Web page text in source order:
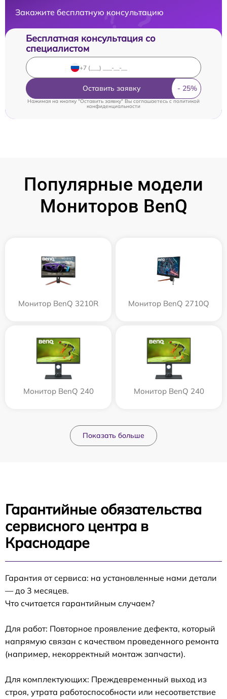
Закажите бесплатную консультацию
Бесплатная консультация со
специалистом
Оставить заявку
Нажимая на кнопку "Оставить заявку" Вы соглашаетесь cполитикой
конфиденциальности
Популярные модели
Мониторов BenQ
Монитор BenQ 3210R Монитор BenQ 2710Q
Монитор BenQ 240 Монитор BenQ 240
Показать больше
Гарантийные обязательства
сервисного центра в
Краснодаре
Гарантия от сервиса: на установленные нами детали
— до 3 месяцев.
Что считается гарантийным случаем?
Для работ: Повторное проявление дефекта, который
напрямую связан с качеством проведенного ремонта
(например, некорректный монтаж запчасти).
Для комплектующих: Преждевременный выход из
строя, утрата работоспособности или несоответствие